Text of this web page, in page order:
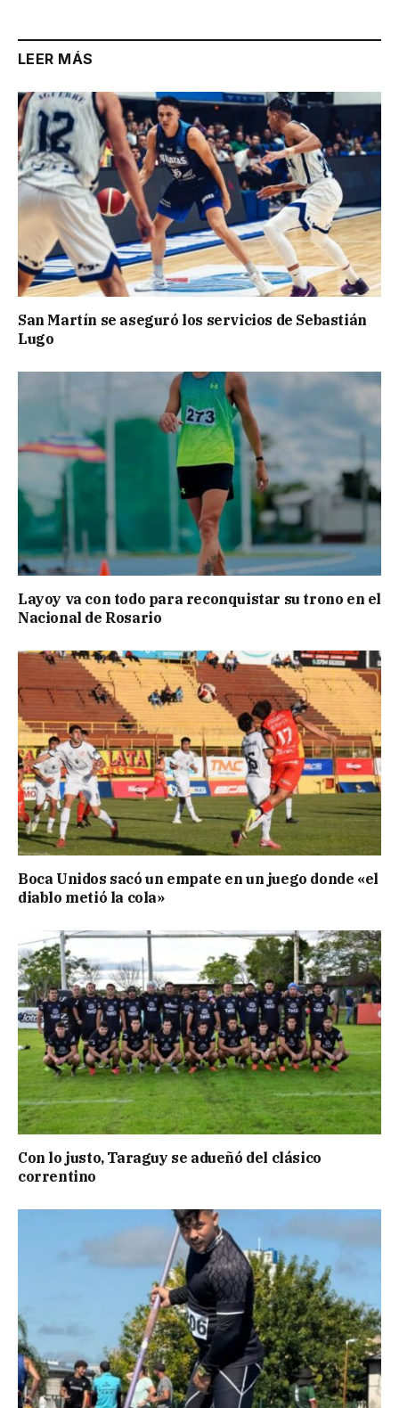
LEER MÁS
San Martín se aseguró los servicios de Sebastián
Lugo
Layoy va con todo para reconquistar su trono en el
Nacional de Rosario
Boca Unidos sacó un empate en un juego donde «el
diablo metió la cola»
Con lo justo, Taraguy se adueñó del clásico
correntino